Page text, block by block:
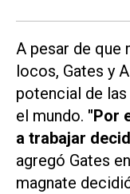
A pesar de que
locos, Gates y
potencial de
el mundo. "Por
a trabajar
agregó Gates
magnate